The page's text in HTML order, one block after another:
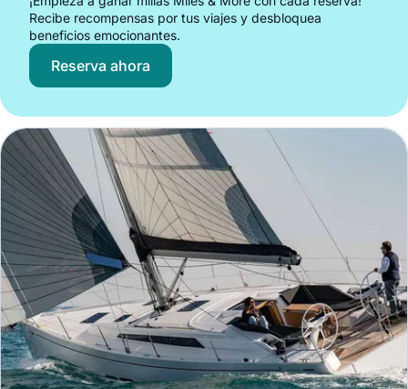
Recibe recompensas por tus viajes y desbloquea
beneficios emocionantes.
Reserva ahora